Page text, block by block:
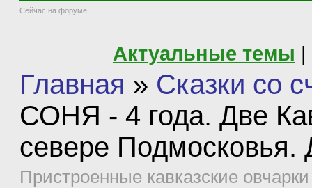
Сейчас на форуме:
Актуальные темы |
Главная » Сказки со
СОНЯ - 4 года. Две
севере
Пристроенные кавказские овчарки